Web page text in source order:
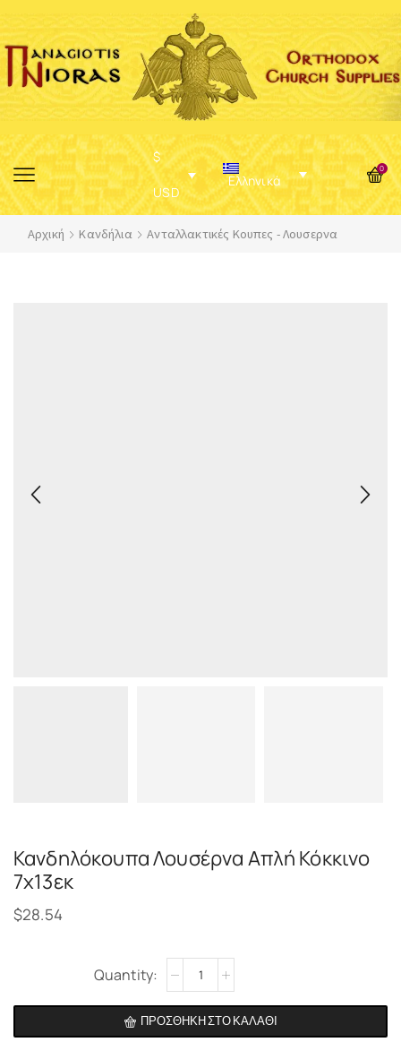
$
USD
Ελληνικά
0
Αρχική Κανδήλια Ανταλλακτικές Κουπες - Λουσερνα
Κανδηλόκουπα Λουσέρνα Aπλή Κόκκινο
7χ13εκ
$28.54
ΠΡΟΣΘΉΚΗ ΣΤΟ ΚΑΛΆΘΙ
Alternative: